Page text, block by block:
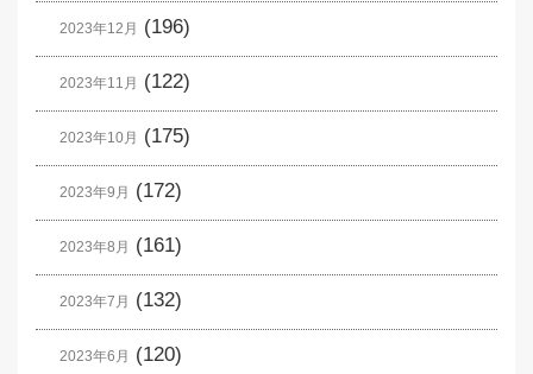
2023年12月 (196)
2023年11月 (122)
2023年10月 (175)
2023年9月 (172)
2023年8月 (161)
2023年7月 (132)
2023年6月 (120)